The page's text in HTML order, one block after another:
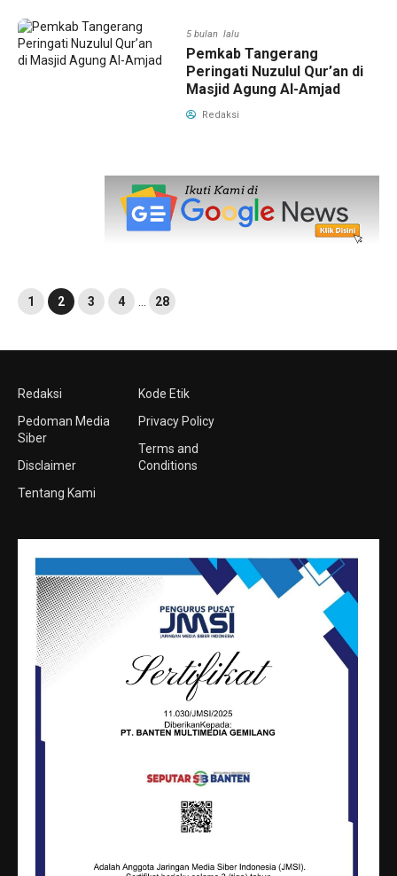
5 bulan lalu
Pemkab Tangerang
Peringati Nuzulul Qur’an di
Masjid Agung Al-Amjad
Redaksi
1 2 3 4 … 28
Redaksi
Pedoman Media
Siber
Disclaimer
Tentang Kami
Kode Etik
Privacy Policy
Terms and
Conditions